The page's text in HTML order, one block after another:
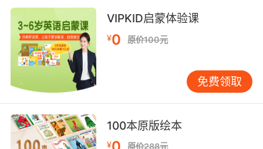
dextrose n. 葡萄糖，右旋糖;
erose adj. 不规则形状的，不整齐牙齿状的，啮
蚀状的;凹凸齿状;
leprose adj. 鳞状的，皮屑状的;
morose adj. 闷闷不乐的，阴郁的;
necrose v. （使）陷于坏死;
primrose n. <植>报春花;淡黄色;追求享乐（招至
恶果）;最佳部分; adj. 樱草的;淡黄色的;令人愉快
的;
VIPKID启蒙体验课
¥0 原价100元
免费领取
100本原版绘本
¥ 原价288元